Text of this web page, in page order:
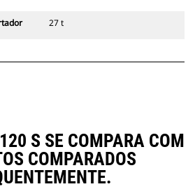
27 t
S SE COMPARA COM
COMPARADOS